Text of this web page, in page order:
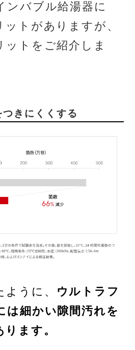
ンバブル給湯器に
トがありますが、
ットをご紹介しま
きにくくする
うに、
ウルトラフ
は細かい隙間汚れを
ます。